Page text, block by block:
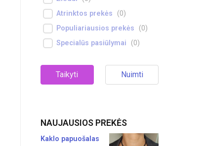
Atrinktos prekės
(0)
Populiariausios prekės
(0)
Specialūs pasiūlymai
(0)
Taikyti Nuimti
NAUJAUSIOS PREKĖS
Kaklo papuošalas